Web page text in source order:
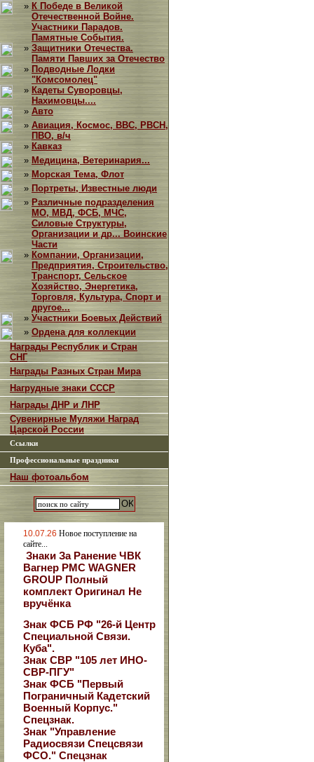
» К Победе в Великой
Отечественной Войне.
Участники Парадов.
Памятные События.
» Защитники Отечества.
Памяти Павших за Отечество
» Подводные Лодки
"Комсомолец"
» Кадеты Суворовцы,
Нахимовцы....
» Авто
» Авиация, Космос, ВВС, РВСН,
ПВО, в/ч
» Кавказ
» Медицина, Ветеринария...
» Морская Тема, Флот
» Портреты, Известные люди
» Различные подразделения
МО, МВД, ФСБ, МЧС,
Силовые Структуры,
Организации и др... Воинские
Части
» Компании, Организации,
Предприятия, Строительство,
Транспорт, Сельское
Хозяйство, Энергетика,
Торговля, Культура, Спорт и
другое...
» Участники Боевых Действий
» Ордена для коллекции
Награды Республик и Стран
СНГ
Награды Разных Стран Мира
Нагрудные знаки СССР
Награды ДНР и ЛНР
Сувенирные Муляжи Наград
Царской России
Ссылки
Профессиональные праздники
Наш фотоальбом
10.07.26 Новое поступление на
сайте...
Знаки За Ранение ЧВК
Вагнер РМС WAGNER
GROUP Полный
комплект Оригинал Не
вручёнка
Знак ФСБ РФ "26-й Центр
Специальной Связи.
Куба".
Знак СВР "105 лет ИНО-
СВР-ПГУ"
Знак ФСБ "Первый
Пограничный Кадетский
Военный Корпус."
Спецзнак.
Знак "Управление
Радиосвязи Спецсвязи
ФСО." Спецзнак